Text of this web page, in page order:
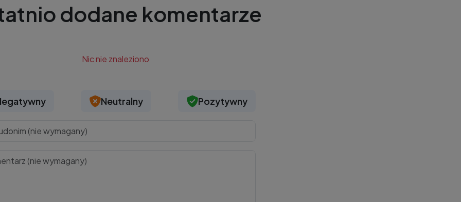
dodane komentarze
Nic nie znaleziono
Neutralny Pozytywny